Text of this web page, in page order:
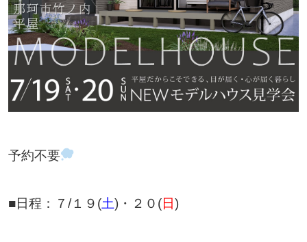
予約不要
■日程：７/１９(土)・２０(日)